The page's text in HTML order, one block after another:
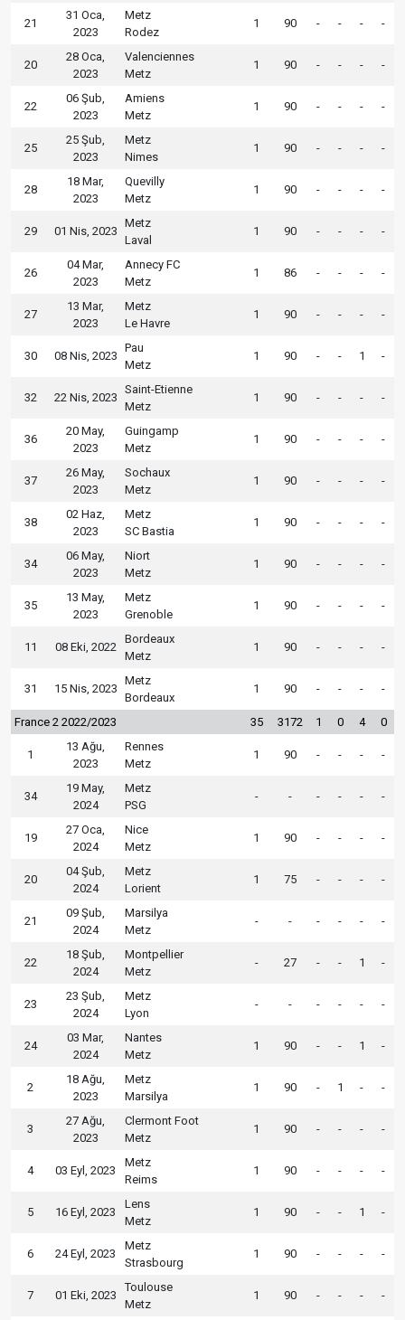
21
31 Oca,
2023
Metz
Rodez
1 90 - - - -
20
28 Oca,
2023
Valenciennes
Metz
1 90 - - - -
22
06 Şub,
2023
Amiens
Metz
1 90 - - - -
25
25 Şub,
2023
Metz
Nimes
1 90 - - - -
28
18 Mar,
2023
Quevilly
Metz
1 90 - - - -
29 01 Nis, 2023
Metz
Laval
1 90 - - - -
26
04 Mar,
2023
Annecy FC
Metz
1 86 - - - -
27
13 Mar,
2023
Metz
Le Havre
1 90 - - - -
30 08 Nis, 2023
Pau
Metz
1 90 - - 1 -
32 22 Nis, 2023
Saint-Etienne
Metz
1 90 - - - -
36
20 May,
2023
Guingamp
Metz
1 90 - - - -
37
26 May,
2023
Sochaux
Metz
1 90 - - - -
38
02 Haz,
2023
Metz
SC Bastia
1 90 - - - -
34
06 May,
2023
Niort
Metz
1 90 - - - -
35
13 May,
2023
Metz
Grenoble
1 90 - - - -
11 08 Eki, 2022
Bordeaux
Metz
1 90 - - - -
31 15 Nis, 2023
Metz
Bordeaux
1 90 - - - -
France 2 2022/2023 35 3172 1 0 4 0
1
13 Ağu,
2023
Rennes
Metz
1 90 - - - -
34
19 May,
2024
Metz
PSG
- - - - - -
19
27 Oca,
2024
Nice
Metz
1 90 - - - -
20
04 Şub,
2024
Metz
Lorient
1 75 - - - -
21
09 Şub,
2024
Marsilya
Metz
- - - - - -
22
18 Şub,
2024
Montpellier
Metz
- 27 - - 1 -
23
23 Şub,
2024
Metz
Lyon
- - - - - -
24
03 Mar,
2024
Nantes
Metz
1 90 - - 1 -
2
18 Ağu,
2023
Metz
Marsilya
1 90 - 1 - -
3
27 Ağu,
2023
Clermont Foot
Metz
1 90 - - - -
4 03 Eyl, 2023
Metz
Reims
1 90 - - - -
5 16 Eyl, 2023
Lens
Metz
1 90 - - 1 -
6 24 Eyl, 2023
Metz
Strasbourg
1 90 - - - -
7 01 Eki, 2023
Toulouse
Metz
1 90 - - - -